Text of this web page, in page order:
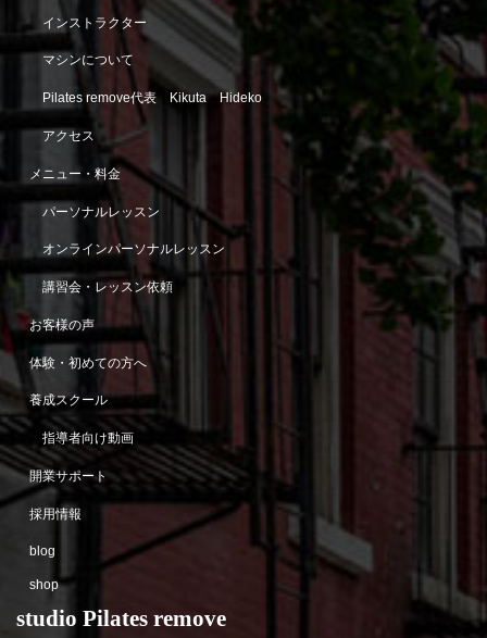
インストラクター
マシンについて
Pilates remove代表 Kikuta Hideko
アクセス
メニュー・料金
パーソナルレッスン
オンラインパーソナルレッスン
講習会・レッスン依頼
お客様の声
体験・初めての方へ
養成スクール
指導者向け動画
開業サポート
採用情報
blog
shop
studio Pilates remove